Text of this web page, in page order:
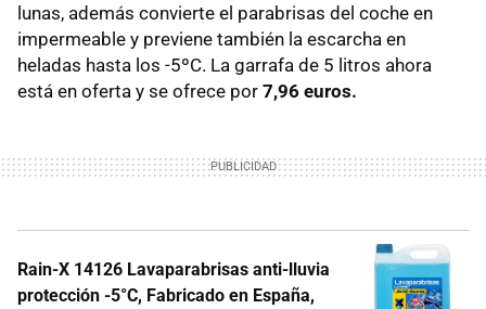
lunas, además convierte el parabrisas del coche en
impermeable y previene también la escarcha en
heladas hasta los -5ºC. La garrafa de 5 litros ahora
está en oferta y se ofrece por 7,96 euros.
Rain-X 14126 Lavaparabrisas anti-lluvia
protección -5°C, Fabricado en España,